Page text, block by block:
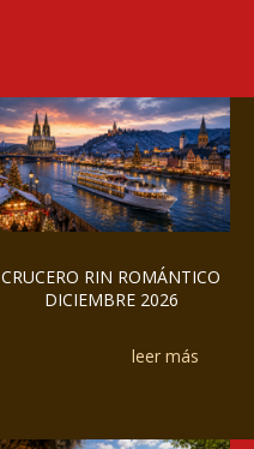
CRUCERO RIN ROMÁNTICO
DICIEMBRE 2026
leer más